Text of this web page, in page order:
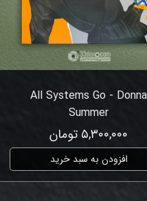
All Systems Go - Donna
Summer
۵,۳۰۰,۰۰۰ تومان
افزودن به سبد خرید